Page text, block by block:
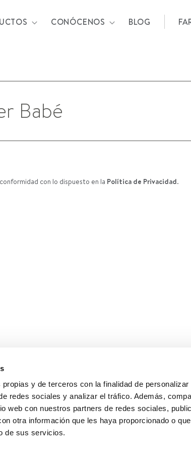
y de terceros con la finalidad de
redes sociales y analizar el tráfico. Además,
web con nuestros partners de redes sociales,
otra información que les haya proporcionado o
de sus servicios.
CONÓCENOS BLOG
con lo dispuesto en la Política de Privacidad.
POLÍTICA DE CALIDAD POLÍTICA DE